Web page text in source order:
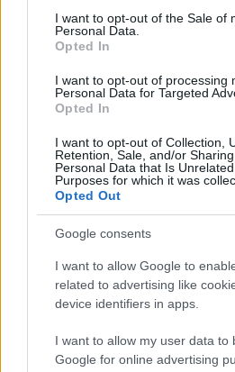
consent section.
I want to opt-out of the Sale of
Personal Data.
Opted In
I want to opt-out of processing
Personal Data for Targeted
Opted In
I want to opt-out of Collection,
Retention, Sale, and/or
Personal Data that Is
Purposes for which it was
Opted Out
Google consents
I want to allow Google to
related to advertising like
device identifiers in apps.
I want to allow my user data to
Google for online advertising
Látványos építési szakasz
felüljárón
ennek ellenére folyamatosan halad